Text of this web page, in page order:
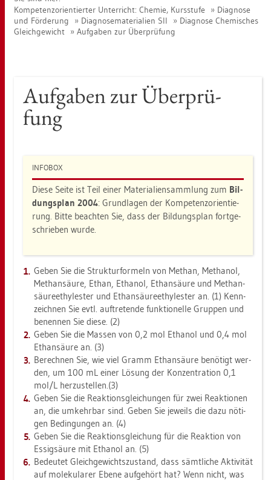
Kom­pe­tenz­ori­en­tier­ter Un­ter­richt: Che­mie, Kurs­stu­fe
Dia­gno­se
und För­de­rung
Dia­gno­se­ma­te­ria­li­en SII
Dia­gno­se Che­mi­sches
Gleich­ge­wicht
Auf­ga­ben zur Über­prü­fung
Auf­ga­ben zur Über­prü­
fung
IN­FO­BOX
Diese Seite ist Teil einer Ma­te­ria­li­en­samm­lung zum Bil­
dungs­plan 2004: Grund­la­gen der Kom­pe­tenz­ori­en­tie­
rung. Bitte be­ach­ten Sie, dass der Bil­dungs­plan fort­ge­
schrie­ben wurde.
Geben Sie die Struk­tur­for­meln von Me­than, Me­tha­nol,
Me­than­säu­re, Ethan, Etha­nol, Ethan­säu­re und Me­than­
säu­reethy­les­ter und Ethan­säu­reethy­les­ter an. (1) Kenn­
zeich­nen Sie evtl. auf­tre­ten­de funk­tio­nel­le Grup­pen und
be­nen­nen Sie diese. (2)
Geben Sie die Mas­sen von 0,2 mol Etha­nol und 0,4 mol
Ethan­säu­re an. (3)
Be­rech­nen Sie, wie viel Gramm Ethan­säu­re be­nö­tigt wer­
den, um 100 mL einer Lö­sung der Kon­zen­tra­ti­on 0,1
mol/L her­zu­stel­len.(3)
Geben Sie die Re­ak­ti­ons­glei­chun­gen für zwei Re­ak­tio­nen
an, die um­kehr­bar sind. Geben Sie je­weils die dazu nö­ti­
gen Be­din­gun­gen an. (4)
Geben Sie die Re­ak­ti­ons­glei­chung für die Re­ak­ti­on von
Es­sig­säu­re mit Etha­nol an. (5)
Be­deu­tet Gleich­ge­wichts­zu­stand, dass sämt­li­che Ak­ti­vi­tät
auf mo­le­ku­la­rer Ebene auf­ge­hört hat? Wenn nicht, was